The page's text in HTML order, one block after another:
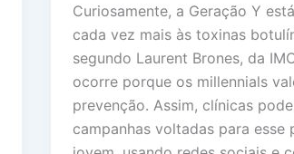
Curiosamente, a Geração Y
cada vez mais às toxinas
segundo Laurent Brones, da
ocorre porque os millennials
prevenção. Assim, clínicas
campanhas voltadas para esse